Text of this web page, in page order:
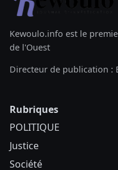
Kewoulo.info est le
de l'Ouest
Directeur de publication :
Rubriques
POLITIQUE
Justice
Société